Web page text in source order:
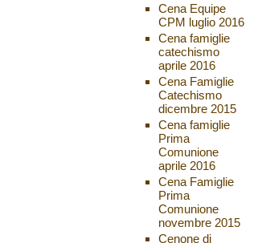
Cena Equipe
CPM luglio 2016
Cena famiglie
catechismo
aprile 2016
Cena Famiglie
Catechismo
dicembre 2015
Cena famiglie
Prima
Comunione
aprile 2016
Cena Famiglie
Prima
Comunione
novembre 2015
Cenone di